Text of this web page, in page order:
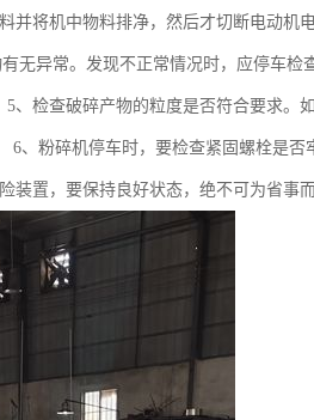
并将机中物料排净，然后才切断电动机
无异常。发现不正常情况时，应停车
、检查破碎产物的粒度是否符合要求。
6、粉碎机停车时，要检查紧固螺栓是
装置，要保持良好状态，绝不可为省事